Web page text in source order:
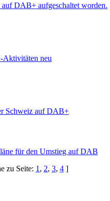
DAB+ aufgeschaltet worden.
neu
Schweiz auf DAB+
für den Umstieg auf DAB
zu Seite: 1 , 2, 3, 4 ]